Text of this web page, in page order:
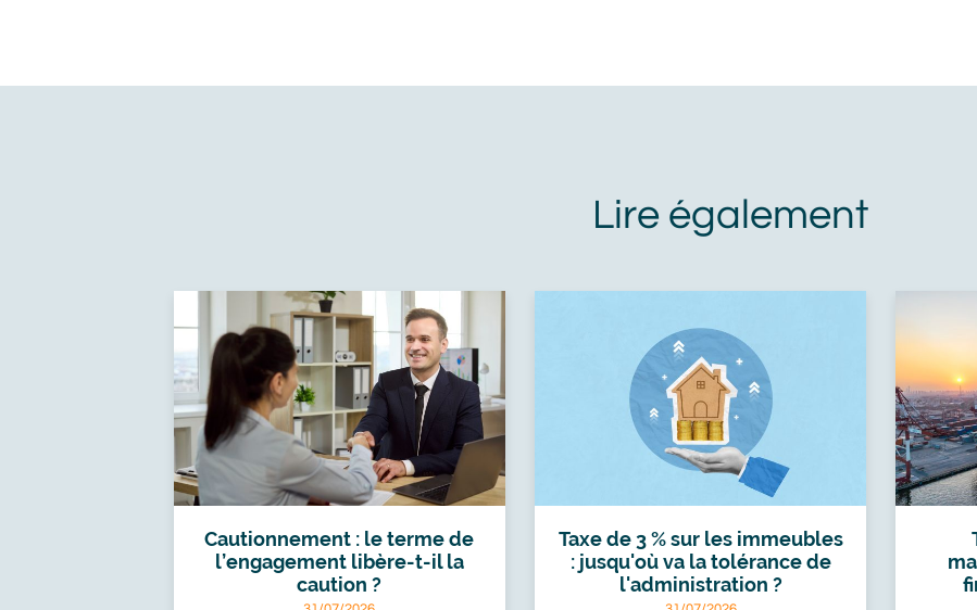
aussi
Cautionnement : le terme de
l’engagement libère-t-il la
caution ?
Taxe de 3 % sur les immeubles
: jusqu'où va la tolérance de
l'administration ?
Mozaik. Je communique mes
coordonnées afin que Alliance
Mozaik m'informe des produits et
messages personnalisés de
marketing via le courrier
électronique de la part de Alliance